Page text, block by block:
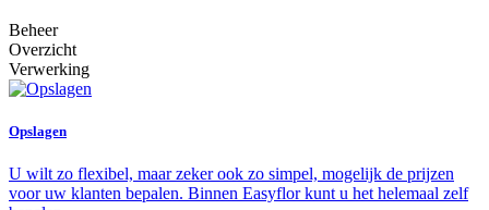
Beheer
Overzicht
Verwerking
Opslagen
U wilt zo flexibel, maar zeker ook zo simpel, mogelijk de prijzen
voor uw klanten bepalen. Binnen Easyflor kunt u het helemaal zelf